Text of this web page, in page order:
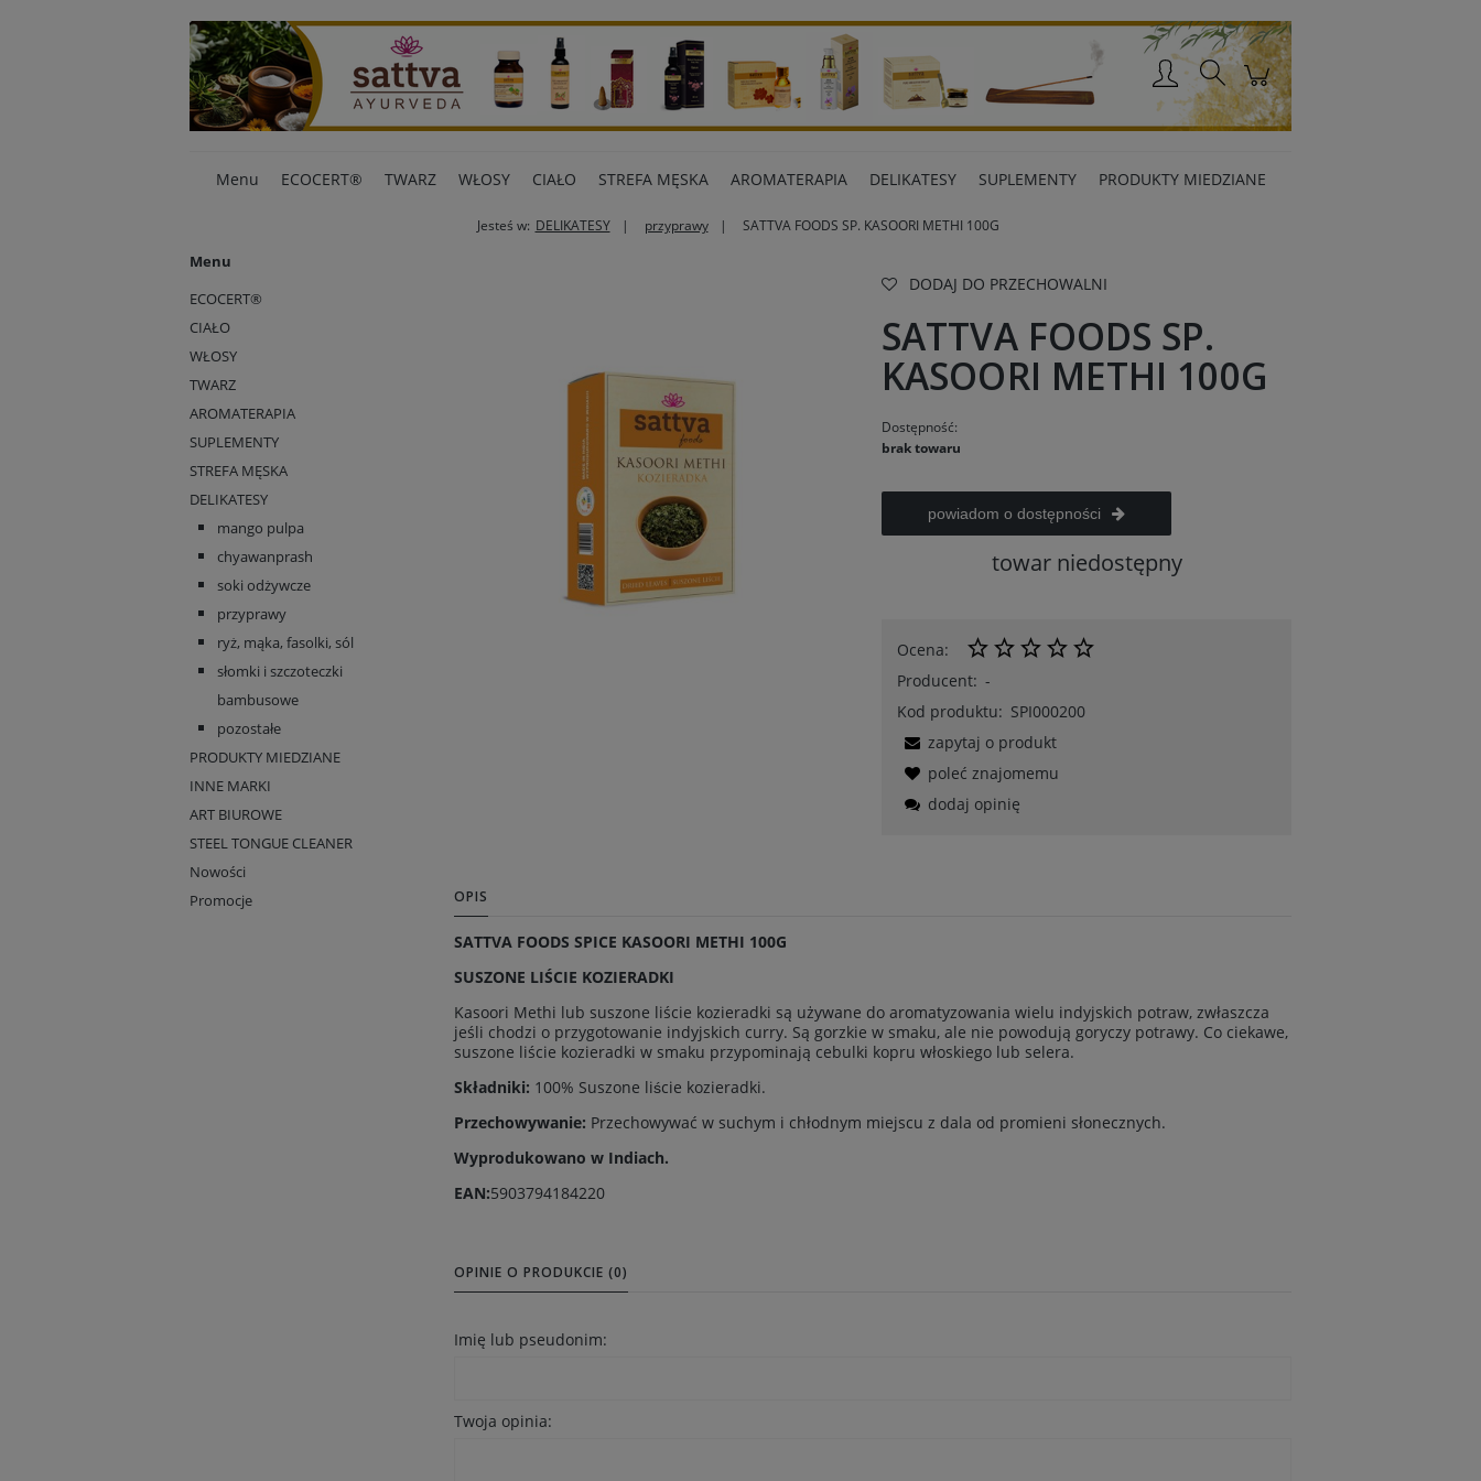
Menu ECOCERT® TWARZ WŁOSY CIAŁO STREFA MĘSKA AROMATERAPIA DELIKATESY SUPLEMENTY PRODUKTY MIEDZIANE
Jesteś w: DELIKATESY przyprawy SATTVA FOODS SP. KASOORI METHI 100G
Menu
ECOCERT®
CIAŁO
WŁOSY
TWARZ
AROMATERAPIA
SUPLEMENTY
STREFA MĘSKA
DELIKATESY
mango pulpa
chyawanprash
soki odżywcze
przyprawy
ryż, mąka, fasolki, sól
słomki i szczoteczki
bambusowe
pozostałe
PRODUKTY MIEDZIANE
INNE MARKI
ART BIUROWE
STEEL TONGUE CLEANER
Nowości
Promocje
DODAJ DO PRZECHOWALNI
SATTVA FOODS SP.
KASOORI METHI 100G
Dostępność:
brak towaru
powiadom o dostępności
towar niedostępny
Ocena:
Producent: -
Kod produktu: SPI000200
zapytaj o produkt
poleć znajomemu
dodaj opinię
OPIS
SATTVA FOODS SPICE KASOORI METHI 100G
SUSZONE LIŚCIE KOZIERADKI
Kasoori Methi lub suszone liście kozieradki są używane do aromatyzowania wielu indyjskich potraw, zwłaszcza
jeśli chodzi o przygotowanie indyjskich curry. Są gorzkie w smaku, ale nie powodują goryczy potrawy. Co ciekawe,
suszone liście kozieradki w smaku przypominają cebulki kopru włoskiego lub selera.
Składniki: 100% Suszone liście kozieradki.
Przechowywanie: Przechowywać w suchym i chłodnym miejscu z dala od promieni słonecznych.
Wyprodukowano w Indiach.
EAN:5903794184220
OPINIE O PRODUKCIE (0)
Imię lub pseudonim:
Twoja opinia: